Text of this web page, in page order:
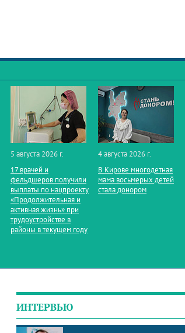
5 августа 2026 г.
17 врачей и
фельдшеров получили
выплаты по нацпроекту
«Продолжительная и
активная жизнь» при
трудоустройстве в
районы в текущем году
4 августа 2026 г.
В Кирове многодетная
мама восьмерых детей
стала донором
ИНТЕРВЬЮ